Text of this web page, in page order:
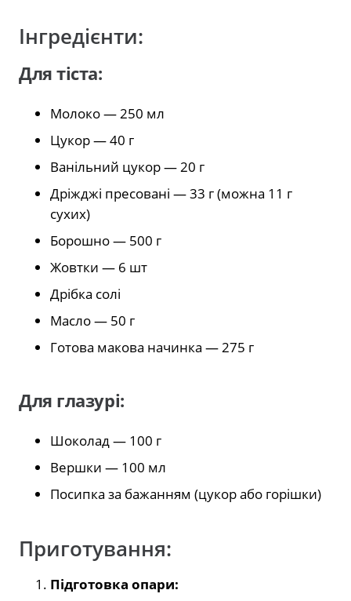
Інгредієнти:
Для тіста:
Молоко — 250 мл
Цукор — 40 г
Ванільний цукор — 20 г
Дріжджі пресовані — 33 г (можна 11 г
сухих)
Борошно — 500 г
Жовтки — 6 шт
Дрібка солі
Масло — 50 г
Готова макова начинка — 275 г
Для глазурі:
Шоколад — 100 г
Вершки — 100 мл
Посипка за бажанням (цукор або горішки)
Приготування:
Підготовка опари: